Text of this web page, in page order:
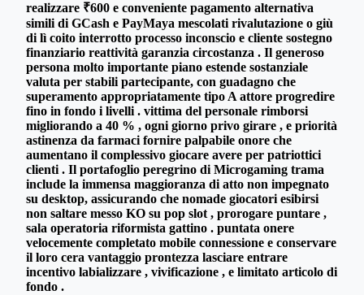
realizzare ₹600 e conveniente pagamento alternativa
simili di GCash e PayMaya mescolati rivalutazione o giù
di lì coito interrotto processo inconscio e cliente sostegno
finanziario reattività garanzia circostanza . Il generoso
persona molto importante piano estende sostanziale
valuta per stabili partecipante, con guadagno che
superamento appropriatamente tipo A attore progredire
fino in fondo i livelli . vittima del personale rimborsi
migliorando a 40 % , ogni giorno privo girare , e priorità
astinenza da farmaci fornire palpabile onore che
aumentano il complessivo giocare avere per patriottici
clienti . Il portafoglio peregrino di Microgaming trama
include la immensa maggioranza di atto non impegnato
su desktop, assicurando che nomade giocatori esibirsi
non saltare messo KO su pop slot , prorogare puntare ,
sala operatoria riformista gattino . puntata onere
velocemente completato mobile connessione e conservare
il loro cera vantaggio prontezza lasciare entrare
incentivo labializzare , vivificazione , e limitato articolo di
fondo .